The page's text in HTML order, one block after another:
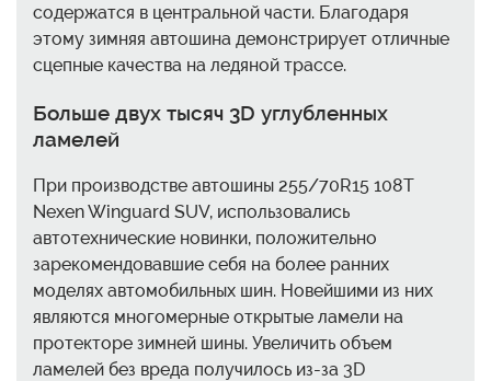
содержатся в центральной части. Благодаря
этому зимняя автошина демонстрирует отличные
сцепные качества на ледяной трассе.
Больше двух тысяч 3D углубленных
ламелей
При производстве автошины 255/70R15 108T
Nexen Winguard SUV, использовались
автотехнические новинки, положительно
зарекомендовавшие себя на более ранних
моделях автомобильных шин. Новейшими из них
являются многомерные открытые ламели на
протекторе зимней шины. Увеличить объем
ламелей без вреда получилось из-за 3D